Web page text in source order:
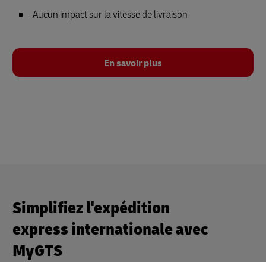
Aucun impact sur la vitesse de livraison
En savoir plus
Simplifiez l'expédition
express internationale avec
MyGTS